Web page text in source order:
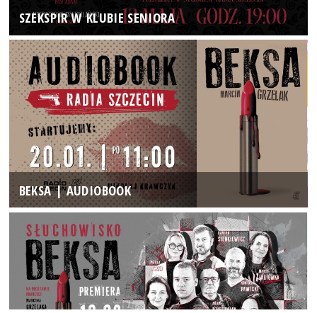
SZEKSPIR W KLUBIE SENIORA
BEKSA | AUDIOBOOK